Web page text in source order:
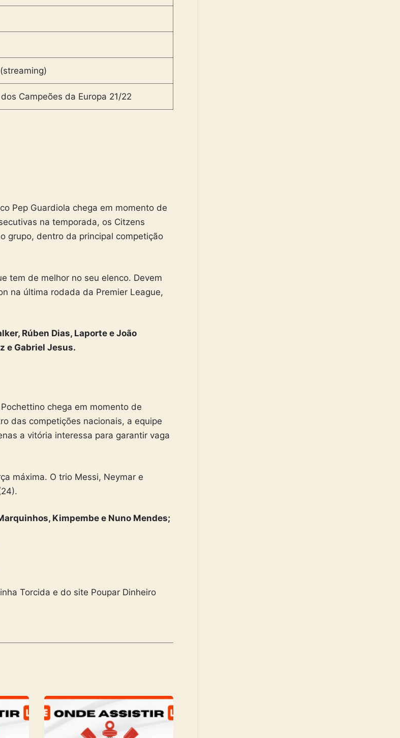
Campeões da Europa 21/22
Pep Guardiola chega em momento de
na temporada, os Citzens
grupo, dentro da principal competição
tem de melhor no seu elenco. Devem
na última rodada da Premier League,
Rúben Dias, Laporte e João
e Gabriel Jesus.
chega em momento de
das competições nacionais, a equipe
a vitória interessa para garantir vaga
máxima. O trio Messi, Neymar e
Kimpembe e Nuno Mendes;
Torcida e do site Poupar Dinheiro